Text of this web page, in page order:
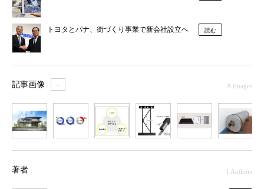
トヨタとパナ、街づくり事業で新会社設立へ 読む
記事画像 ＋ 8 Images
著者 1 Authors